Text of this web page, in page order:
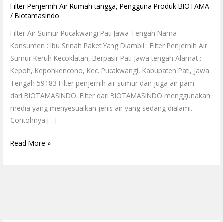
Filter Penjernih Air Rumah tangga,Pengguna Produk BIOTAMA
/Biotamasindo
Filter Air Sumur Pucakwangi Pati Jawa Tengah Nama
Konsumen : Ibu Srinah Paket Yang Diambil : Filter Penjernih Air
Sumur Keruh Kecoklatan, Berpasir Pati Jawa tengah Alamat :
Kepoh, Kepohkencono, Kec. Pucakwangi, Kabupaten Pati, Jawa
Tengah 59183 Filter penjernih air sumur dan juga air pam
dari BIOTAMASINDO. Filter dari BIOTAMASINDO menggunakan
media yang menyesuaikan jenis air yang sedang dialami.
Contohnya […]
Read More »